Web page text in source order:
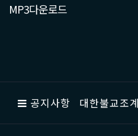
MP3다운로드
공지사항 대한불교조